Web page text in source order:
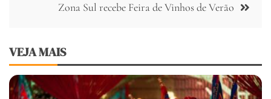
Zona Sul recebe Feira de Vinhos de Verão
VEJA MAIS